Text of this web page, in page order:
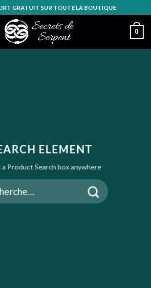
GRATUIT SUR TOUTE LA BOUTIQUE
0
ELEMENT
Product Search box anywhere